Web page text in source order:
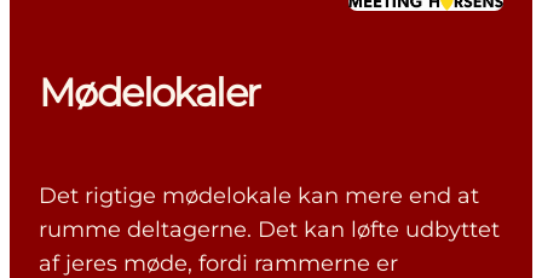
Mødelokaler
Det rigtige mødelokale kan mere end at
rumme deltagerne. Det kan løfte udbyttet
af jeres møde, fordi rammerne er